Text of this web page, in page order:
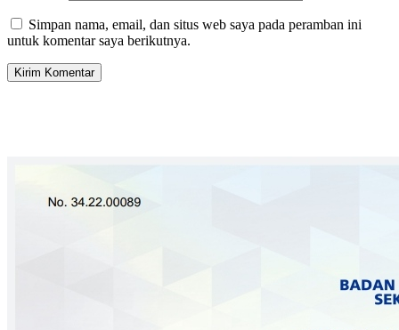
Simpan nama, email, dan situs web saya pada peramban ini
untuk komentar saya berikutnya.